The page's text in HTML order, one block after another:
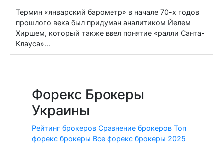
Термин «январский барометр» в начале 70-х годов
прошлого века был придуман аналитиком Йелем
Хиршем, который также ввел понятие «ралли Санта-
Клауса»...
Форекс Брокеры
Украины
Рейтинг брокеров Сравнение брокеров Топ
форекс брокеры Все форекс брокеры 2025